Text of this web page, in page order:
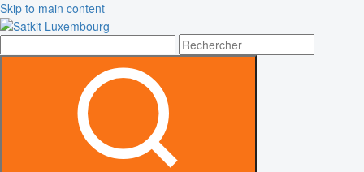
Skip to main content